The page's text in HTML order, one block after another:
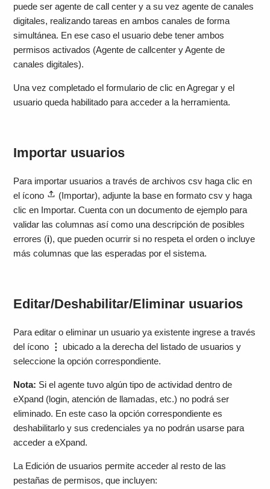
puede ser agente de call center y a su vez agente de canales
digitales, realizando tareas en ambos canales de forma
simultánea. En ese caso el usuario debe tener ambos
permisos activados (Agente de callcenter y Agente de
canales digitales).
Una vez completado el formulario de clic en Agregar y el
usuario queda habilitado para acceder a la herramienta.
Importar usuarios
Para importar usuarios a través de archivos csv haga clic en
el ícono
(Importar), adjunte la base en formato csv y haga
clic en Importar. Cuenta con un documento de ejemplo para
validar las columnas así como una descripción de posibles
errores (i), que pueden ocurrir si no respeta el orden o incluye
más columnas que las esperadas por el sistema.
Editar/Deshabilitar/Eliminar usuarios
Para editar o eliminar un usuario ya existente ingrese a través
del ícono ⋮
ubicado a la derecha del listado de usuarios y
seleccione la opción correspondiente.
Nota: Si el agente tuvo algún tipo de actividad dentro de
eXpand (login, atención de llamadas, etc.) no podrá ser
eliminado. En este caso la opción correspondiente es
deshabilitarlo y sus credenciales ya no podrán usarse para
acceder a eXpand.
La Edición de usuarios permite acceder al resto de las
pestañas de permisos, que incluyen: